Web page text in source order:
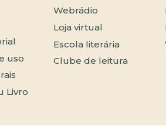
uso
Livro
Webrádio
Loja virtual
Escola literária
Clube de leitura